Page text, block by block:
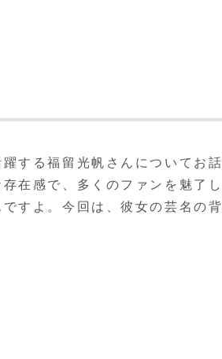
する福留光帆さんについてお話
在感で、多くのファンを魅了し
すよ。今回は、彼女の芸名の